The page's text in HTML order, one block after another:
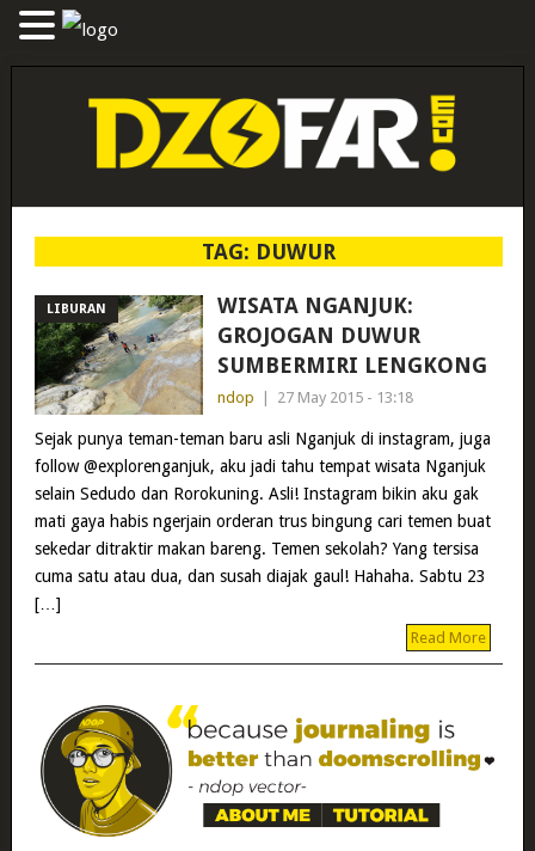
TAG: DUWUR
LIBURAN
WISATA NGANJUK:
GROJOGAN DUWUR
SUMBERMIRI LENGKONG
ndop 27 May 2015 - 13:18
Sejak punya teman-teman baru asli Nganjuk di instagram, juga
follow @explorenganjuk, aku jadi tahu tempat wisata Nganjuk
selain Sedudo dan Rorokuning. Asli! Instagram bikin aku gak
mati gaya habis ngerjain orderan trus bingung cari temen buat
sekedar ditraktir makan bareng. Temen sekolah? Yang tersisa
cuma satu atau dua, dan susah diajak gaul! Hahaha. Sabtu 23
[…]
Read More